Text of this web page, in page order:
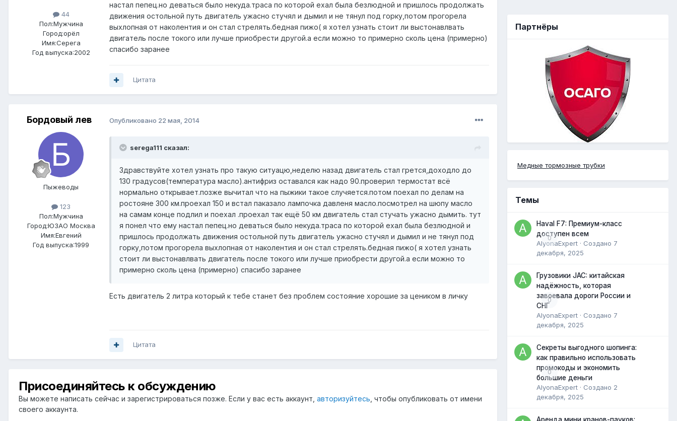
44
Пол:Мужчина
Город:орёл
Имя:Серега
Год выпуска:2002
настал пепец.но деваться было некуда.траса по которой ехал была безлюдной и пришлось продолжать
движения остольной путь двигатель ужасно стучял и дымил и не тянул под горку,потом прогорела
выхлопная от наколентия и он стал стрелять.бедная пижо( я хотел узнать стоит ли выстонавлвать
двигатель после токого или лучше приобрести другой.а если можно то примерно сколь цена (примерно)
спасибо заранее
Цитата
Бордовый лев
Пыжеводы
123
Пол:Мужчина
Город:ЮЗАО Москва
Имя:Евгений
Год выпуска:1999
Опубликовано 22 мая, 2014
serega111 сказал:
Здравствуйте хотел узнать про такую ситуацю,неделю назад двигатель стал грется,доходло до
130 градусов(температура масло).антифриз оставался как надо 90.проверил термостат всё
нормально открывает.позже вычитал что на пыжики такое случяется.потом поехал по делам на
ростояне 300 км.проехал 150 и встал паказало лампочка давленя масло.посмотрел на шюпу масло
на самам конце подлил и поехал .проехал так ещё 50 км двигатель стал стучать ужасно дымить. тут
я понел что ему настал пепец.но деваться было некуда.траса по которой ехал была безлюдной и
пришлось продолжать движения остольной путь двигатель ужасно стучял и дымил и не тянул под
горку,потом прогорела выхлопная от наколентия и он стал стрелять.бедная пижо( я хотел узнать
стоит ли выстонавлвать двигатель после токого или лучше приобрести другой.а если можно то
примерно сколь цена (примерно) спасибо заранее
Есть двигатель 2 литра который к тебе станет без проблем состояние хорошие за цеником в личку
Цитата
Присоединяйтесь к обсуждению
Вы можете написать сейчас и зарегистрироваться позже. Если у вас есть аккаунт, авторизуйтесь , чтобы опубликовать от имени
своего аккаунта.
Партнёры
Медные тормозные трубки
Темы
0
Haval F7: Премиум-класс
доступен всем
AlyonaExpert · Создано 7
декабря, 2025
0
Грузовики JAC: китайская
надёжность, которая
завоевала дороги России и
СНГ
AlyonaExpert · Создано 7
декабря, 2025
0
Секреты выгодного шопинга:
как правильно использовать
промокоды и экономить
большие деньги
AlyonaExpert · Создано 2
декабря, 2025
Аренда мини кранов-пауков: